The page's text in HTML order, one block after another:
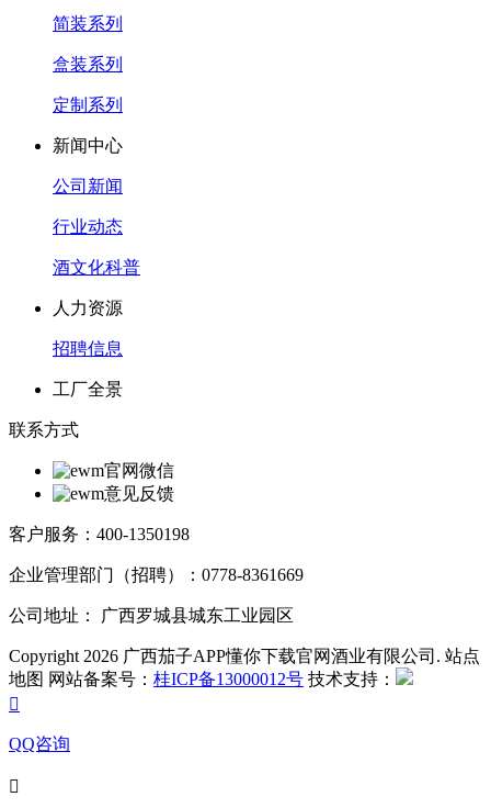
简装系列
盒装系列
定制系列
新闻中心
公司新闻
行业动态
酒文化科普
人力资源
招聘信息
工厂全景
联系方式
官网微信
意见反馈
客户服务：400-1350198
企业管理部门（招聘）：0778-8361669
公司地址： 广西罗城县城东工业园区
Copyright 2026 广西茄子APP懂你下载官网酒业有限公司. 站点
地图 网站备案号： 桂ICP备13000012号 技术支持：

QQ咨询
